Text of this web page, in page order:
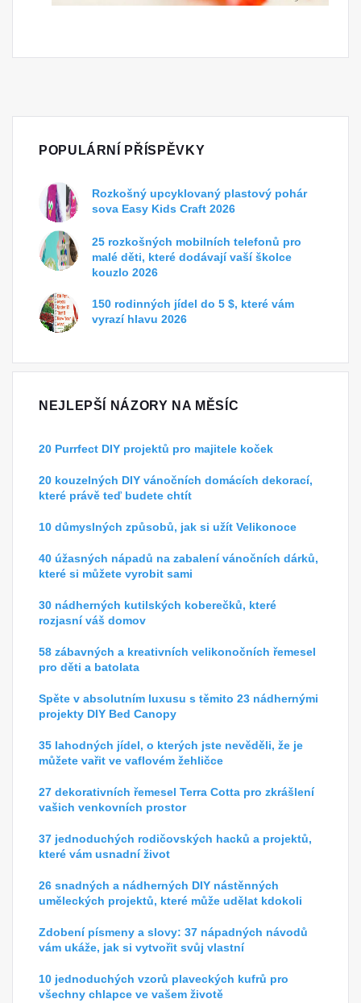
POPULÁRNÍ PŘÍSPĚVKY
Rozkošný upcyklovaný plastový pohár
sova Easy Kids Craft 2026
25 rozkošných mobilních telefonů pro
malé děti, které dodávají vaší školce
kouzlo 2026
150 rodinných jídel do 5 $, které vám
vyrazí hlavu 2026
NEJLEPŠÍ NÁZORY NA MĚSÍC
20 Purrfect DIY projektů pro majitele koček
20 kouzelných DIY vánočních domácích dekorací,
které právě teď budete chtít
10 důmyslných způsobů, jak si užít Velikonoce
40 úžasných nápadů na zabalení vánočních dárků,
které si můžete vyrobit sami
30 nádherných kutilských koberečků, které
rozjasní váš domov
58 zábavných a kreativních velikonočních řemesel
pro děti a batolata
Spěte v absolutním luxusu s těmito 23 nádhernými
projekty DIY Bed Canopy
35 lahodných jídel, o kterých jste nevěděli, že je
můžete vařit ve vaflovém žehličce
27 dekorativních řemesel Terra Cotta pro zkrášlení
vašich venkovních prostor
37 jednoduchých rodičovských hacků a projektů,
které vám usnadní život
26 snadných a nádherných DIY nástěnných
uměleckých projektů, které může udělat kdokoli
Zdobení písmeny a slovy: 37 nápadných návodů
vám ukáže, jak si vytvořit svůj vlastní
10 jednoduchých vzorů plaveckých kufrů pro
všechny chlapce ve vašem životě